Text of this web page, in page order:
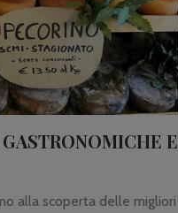
E
alla scoperta delle migliori